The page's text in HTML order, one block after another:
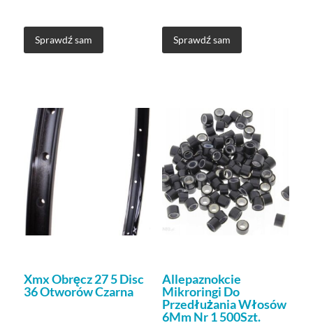
Sprawdź sam Sprawdź sam
Xmx Obręcz 27 5 Disc
36 Otworów Czarna
Allepaznokcie
Mikroringi Do
Przedłużania Włosów
6Mm Nr 1 500Szt.